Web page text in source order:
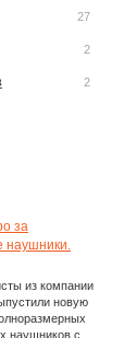
27
2
2
за
наушники.
из компании
новую
наушников с